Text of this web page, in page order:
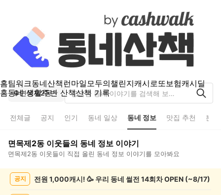
홈팀워크동네산책 런마일모두의챌린지캐시로또보험캐시딜
홈동네 생활주변 산책산책 기록
면목제2동
전체글 공지 인기 동네 일상 동네 정보 맛집 추천 분
면목제2동 이웃들의 동네 정보 이야기
면목제2동 이웃들이 직접 올린 동네 정보 이야기를 모아봐요
공지 전원 1,000캐시! 🥳 우리 동네 썰전 14회차 OPEN (~8/17)